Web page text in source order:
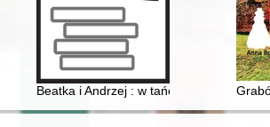
nauki historii : dzieje edycji w czasach
Beatka i Andrzej : w tańcu razem